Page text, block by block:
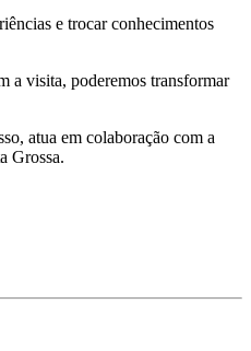
e trocar conhecimentos
a visita, poderemos transformar
atua em colaboração com a
Grossa.